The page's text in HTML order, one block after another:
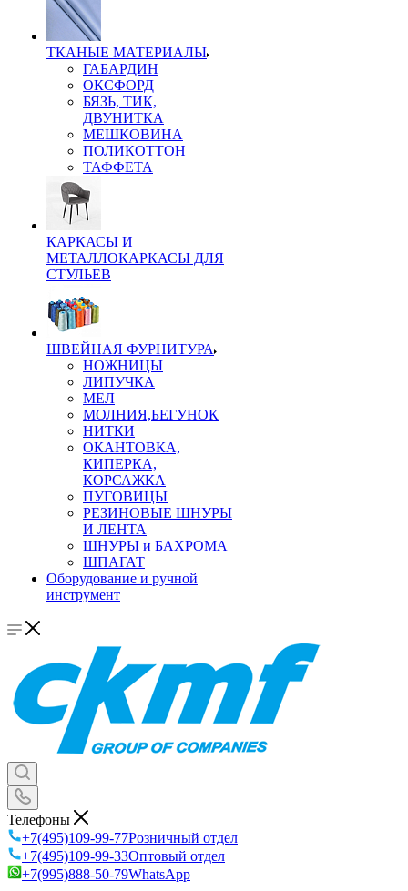
ТКАНЫЕ МАТЕРИАЛЫ
ГАБАРДИН
ОКСФОРД
БЯЗЬ, ТИК,
ДВУНИТКА
МЕШКОВИНА
ПОЛИКОТТОН
ТАФФЕТА
КАРКАСЫ И
МЕТАЛЛОКАРКАСЫ ДЛЯ
СТУЛЬЕВ
ШВЕЙНАЯ ФУРНИТУРА
НОЖНИЦЫ
ЛИПУЧКА
МЕЛ
МОЛНИЯ,БЕГУНОК
НИТКИ
ОКАНТОВКА,
КИПЕРКА,
КОРСАЖКА
ПУГОВИЦЫ
РЕЗИНОВЫЕ ШНУРЫ
И ЛЕНТА
ШНУРЫ и БАХРОМА
ШПАГАТ
Оборудование и ручной
инструмент
Телефоны
+7(495)109-99-77Розничный отдел
+7(495)109-99-33Оптовый отдел
+7(995)888-50-79WhatsApp